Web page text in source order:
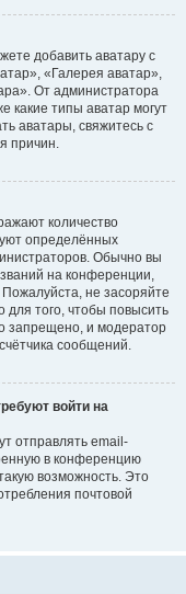
добавить аватару с
«Галерея аватар»,
От администратора
какие типы аватар могут
аватары, свяжитесь с
причин.
количество
определённых
Обычно вы
на конференции,
не засоряйте
того, чтобы повысить
запрещено, и модератор
сообщений.
войти на
отправлять email-
в конференцию
возможность. Это
почтовой